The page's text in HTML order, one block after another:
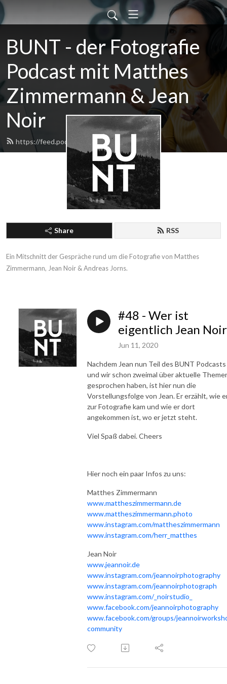
BUNT - der Fotografie
Podcast mit Matthes
Zimmermann & Jean
Noir
https://feed.podbean.com/BUNT/feed.xml
Share RSS
Ein Mitschnitt der Gespräche rund um die Fotografie von Matthes
Zimmermann, Jean Noir & Andreas Jorns.
#48 - Wer ist
eigentlich Jean Noir
Jun 11, 2020
Nachdem Jean nun Teil des BUNT
und wir schon zweimal über aktuelle
gesprochen haben, ist hier nun die
Vorstellungsfolge von Jean. Er erzählt, wie
zur Fotografie kam und wie er dort
angekommen ist, wo er jetzt steht.
Viel Spaß dabei. Cheers
Hier noch ein paar Infos zu uns:
Matthes Zimmermann
www.mattheszimmermann.de
www.mattheszimmermann.photo
www.instagram.com/mattheszimmermann
www.instagram.com/herr_matthes
Jean Noir
www.jeannoir.de
www.instagram.com/jeannoirphotography
www.instagram.com/jeannoirphotograph
www.instagram.com/_noirstudio_
www.facebook.com/jeannoirphotography
www.facebook.com/groups/
community